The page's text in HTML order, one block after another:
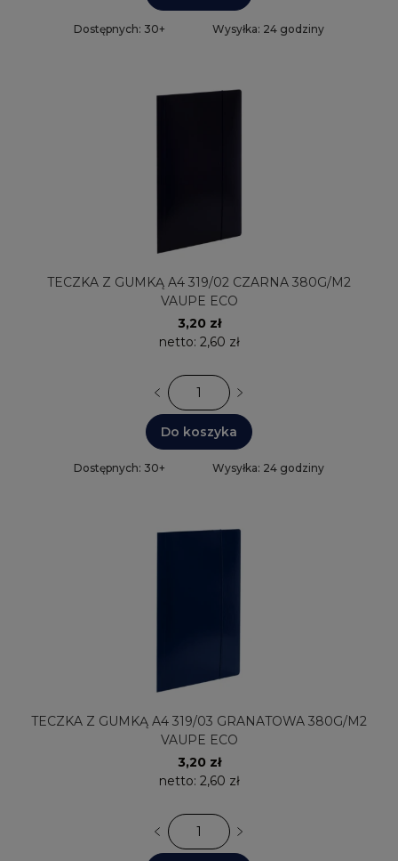
Dostępnych: 30+ Wysyłka: 24 godziny
TECZKA Z GUMKĄ A4 319/02 CZARNA 380G/M2
VAUPE ECO
3,20 zł
netto: 2,60 zł
Do koszyka
Dostępnych: 30+ Wysyłka: 24 godziny
TECZKA Z GUMKĄ A4 319/03 GRANATOWA 380G/M2
VAUPE ECO
3,20 zł
netto: 2,60 zł